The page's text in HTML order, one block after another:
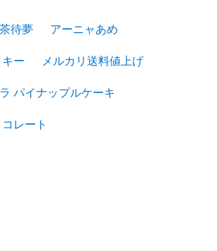
待夢 アーニャあめ
キー メルカリ送料値上げ
パイナップルケーキ
レート